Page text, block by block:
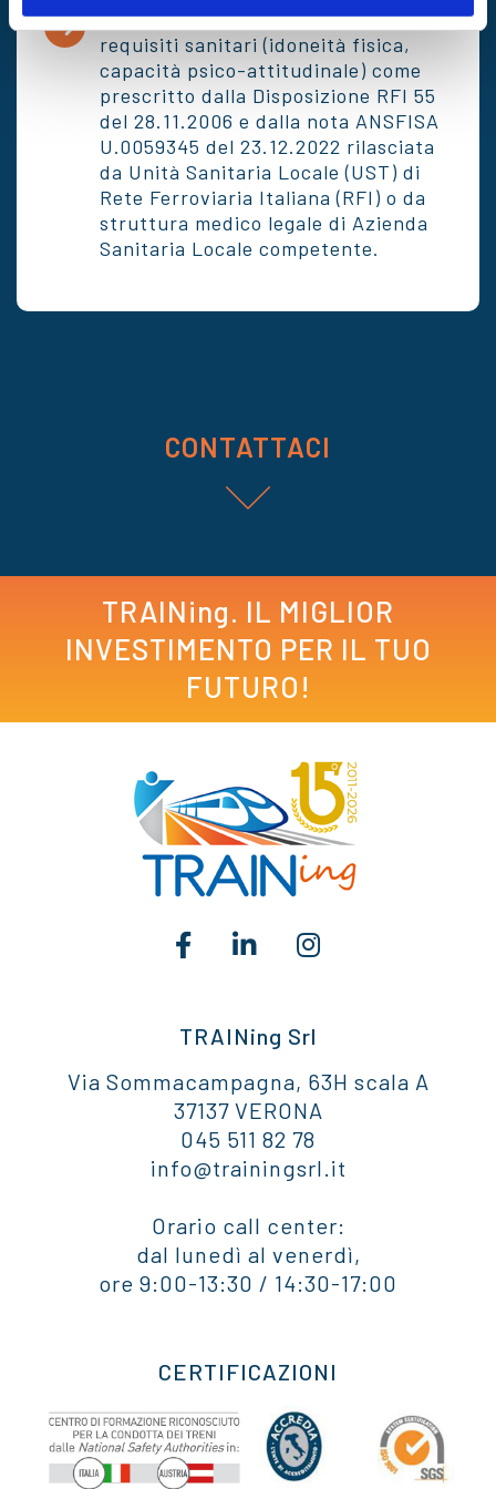
certificazione del possesso dei
requisiti sanitari (idoneità fisica,
capacità psico-attitudinale) come
prescritto dalla Disposizione RFI 55
del 28.11.2006 e dalla nota ANSFISA
U.0059345 del 23.12.2022 rilasciata
da Unità Sanitaria Locale (UST) di
Rete Ferroviaria Italiana (RFI) o da
struttura medico legale di Azienda
Sanitaria Locale competente.
CONTATTACI
TRAINing. IL MIGLIOR
INVESTIMENTO PER IL TUO
FUTURO!
TRAINing Srl
Via Sommacampagna, 63H scala A
37137 VERONA
045 511 82 78
info@trainingsrl.it
Orario call center:
dal lunedì al venerdì,
ore 9:00-13:30 / 14:30-17:00
CERTIFICAZIONI